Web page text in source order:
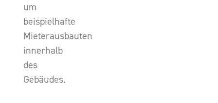
um
beispielhafte
Mieterausbauten
innerhalb
des
Gebäudes.